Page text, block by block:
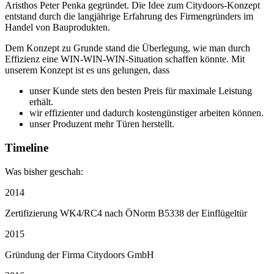
Aristhos Peter Penka gegründet. Die Idee zum Citydoors-Konzept
entstand durch die langjährige Erfahrung des Firmengründers im
Handel von Bauprodukten.
Dem Konzept zu Grunde stand die Überlegung, wie man durch
Effizienz eine WIN-WIN-WIN-Situation schaffen könnte. Mit
unserem Konzept ist es uns gelungen, dass
unser Kunde stets den besten Preis für maximale Leistung
erhält.
wir effizienter und dadurch kostengünstiger arbeiten können.
unser Produzent mehr Türen herstellt.
Timeline
Was bisher geschah:
2014
Zertifizierung WK4/RC4 nach ÖNorm B5338 der Einflügeltür
2015
Gründung der Firma Citydoors GmbH